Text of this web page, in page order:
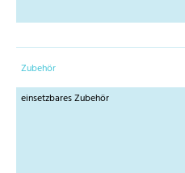
Zubehör
einsetzbares Zubehör